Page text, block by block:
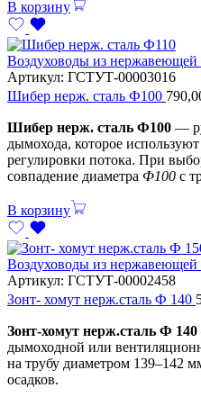
В корзину
Воздуховоды из нержавеющей
Артикул: ГСТУТ-00003016
Шибер нерж. сталь Ф100
Шибер нерж. сталь Ф100 —
дымохода, которое
регулировки потока. При
совпадение диаметра Ф100 с
В корзину
Воздуховоды из нержавеющей
Артикул: ГСТУТ-00002458
Зонт- хомут нерж.сталь Ф 140
Зонт-хомут нерж.сталь Ф 140
дымоходной или
на трубу диаметром 139–142
осадков.